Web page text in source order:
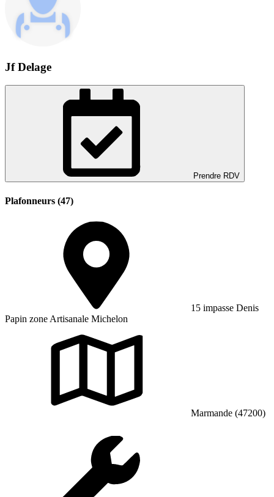
Jf Delage
Prendre RDV
Plafonneurs (47)
15 impasse Denis
Papin zone Artisanale Michelon
Marmande (47200)